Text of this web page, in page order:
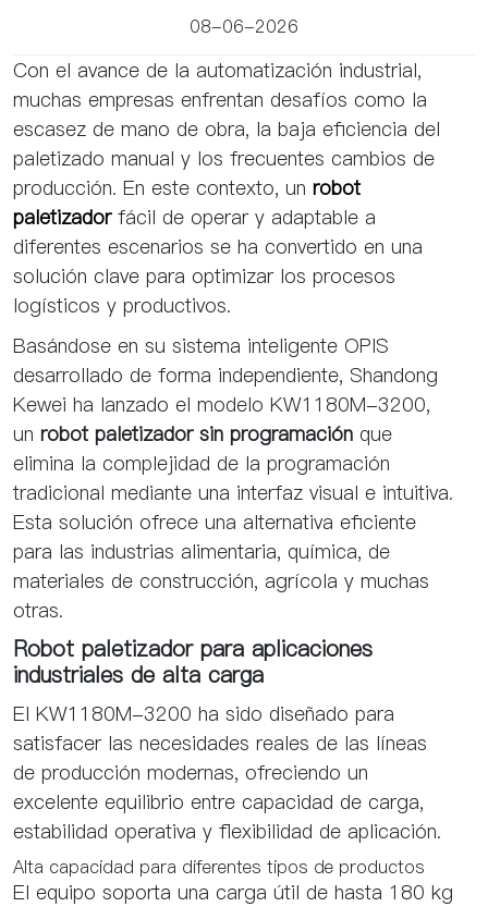
08-06-2026
Con el avance de la automatización industrial,
muchas empresas enfrentan desafíos como la
escasez de mano de obra, la baja eficiencia del
paletizado manual y los frecuentes cambios de
producción. En este contexto, un robot
paletizadorfácil de operar y adaptable a
diferentes escenarios se ha convertido en una
solución clave para optimizar los procesos
logísticos y productivos.
Basándose en su sistema inteligente OPIS
desarrollado de forma independiente, Shandong
Kewei ha lanzado el modelo KW1180M-3200,
un robot paletizador sin programación que
elimina la complejidad de la programación
tradicional mediante una interfaz visual e intuitiva.
Esta solución ofrece una alternativa eficiente
para las industrias alimentaria, química, de
materiales de construcción, agrícola y muchas
otras.
Robot paletizador para aplicaciones
industriales de alta carga
El KW1180M-3200 ha sido diseñado para
satisfacer las necesidades reales de las líneas
de producción modernas, ofreciendo un
excelente equilibrio entre capacidad de carga,
estabilidad operativa y flexibilidad de aplicación.
Alta capacidad para diferentes tipos de productos
El equipo soporta una carga útil de hasta 180 kg